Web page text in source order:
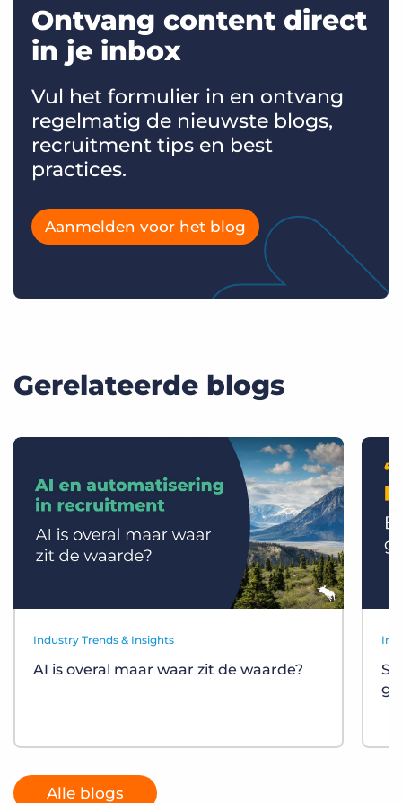
Ontvang content direct
in je inbox
Vul het formulier in en ontvang
regelmatig de nieuwste blogs,
recruitment tips en best
practices.
Aanmelden voor het blog
Gerelateerde blogs
Industry Trends & Insights
AI is overal maar waar zit de waarde?
Alle blogs